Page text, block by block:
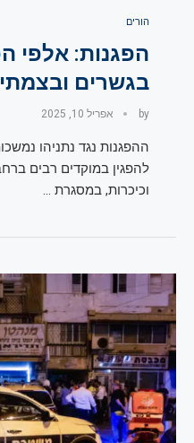
הורים
הפגנות: אלפי
בגשרים
by אפריל 10, 2025
ההפגנות נגד נתניהו
להפגין במוקדים רבים
וכיכרות, במסגרת …